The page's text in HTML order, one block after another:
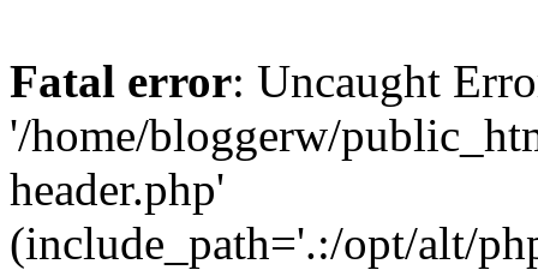
Fatal error: Uncaught
'/home/bloggerw/
header.php'
(include_path='.:/opt/alt/